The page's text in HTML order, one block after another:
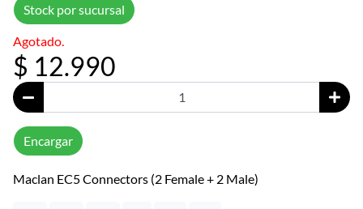
Stock por sucursal
Agotado.
$ 12.990
Encargar
Maclan EC5 Connectors (2 Female + 2 Male)